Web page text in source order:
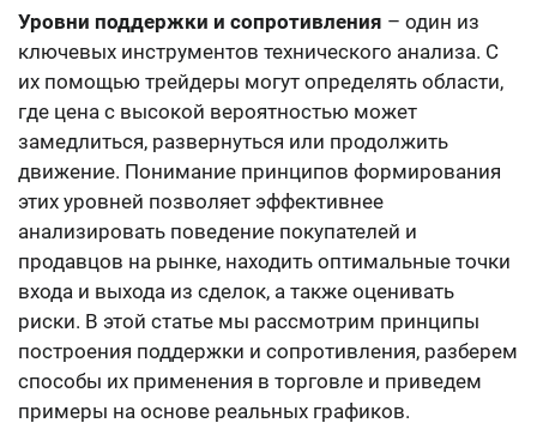
Уровни поддержки и сопротивления – один из
ключевых инструментов технического анализа. С
их помощью трейдеры могут определять области,
где цена с высокой вероятностью может
замедлиться, развернуться или продолжить
движение. Понимание принципов формирования
этих уровней позволяет эффективнее
анализировать поведение покупателей и
продавцов на рынке, находить оптимальные точки
входа и выхода из сделок, а также оценивать
риски. В этой статье мы рассмотрим принципы
построения поддержки и сопротивления, разберем
способы их применения в торговле и приведем
примеры на основе реальных графиков.